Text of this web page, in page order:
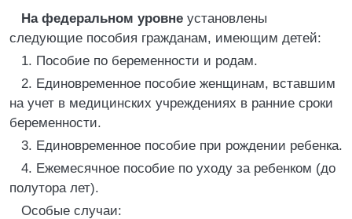
На федеральном уровне установлены
следующие пособия гражданам, имеющим детей:
1. Пособие по беременности и родам.
2. Единовременное пособие женщинам, вставшим
на учет в медицинских учреждениях в ранние сроки
беременности.
3. Единовременное пособие при рождении ребенка.
4. Ежемесячное пособие по уходу за ребенком (до
полутора лет).
Особые случаи: